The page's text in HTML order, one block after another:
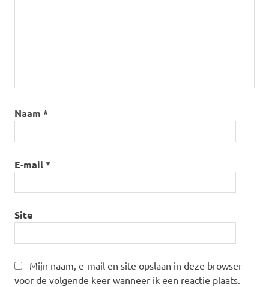
Naam *
E-mail*
Site
Mijn naam, e-mail en site opslaan in deze browser
voor de volgende keer wanneer ik een reactie plaats.